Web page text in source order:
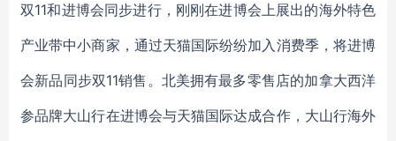
双11和进博会同步进行，刚刚在进博会上展出的海外特色
产业带中小商家，通过天猫国际纷纷加入消费季，将进博
会新品同步双11销售。北美拥有最多零售店的加拿大西洋
参品牌大山行在进博会与天猫国际达成合作，大山行海外